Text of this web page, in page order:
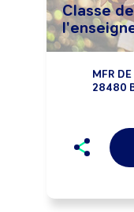
Classe
MFR
28480